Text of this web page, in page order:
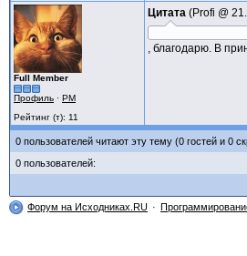
Full Member
Профиль · PM
Рейтинг (т): 11
Цитата Profi @
, благодарю. В
0 пользователей читают эту тему (0 гостей и 0
0 пользователей:
Форум на Исходниках.RU